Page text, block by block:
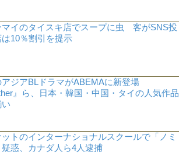
マイのタイスキ店でスープに虫 客がSNS投
10％割引を提示
ジアBLドラマがABEMAに新登場
』ら、日本・韓国・中国・タイの人気作品
トのインターナショナルスクールで「ノミ
疑惑、カナダ人ら4人逮捕